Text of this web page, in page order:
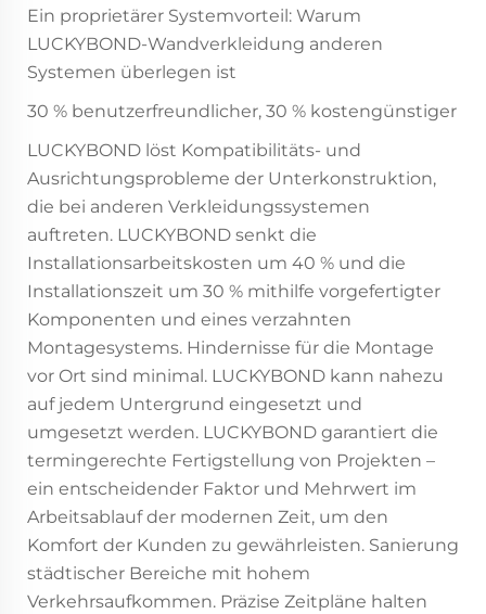
Ein proprietärer Systemvorteil: Warum
LUCKYBOND-Wandverkleidung anderen
Systemen überlegen ist
30 % benutzerfreundlicher, 30 % kostengünstiger
LUCKYBOND löst Kompatibilitäts- und
Ausrichtungsprobleme der Unterkonstruktion,
die bei anderen Verkleidungssystemen
auftreten. LUCKYBOND senkt die
Installationsarbeitskosten um 40 % und die
Installationszeit um 30 % mithilfe vorgefertigter
Komponenten und eines verzahnten
Montagesystems. Hindernisse für die Montage
vor Ort sind minimal. LUCKYBOND kann nahezu
auf jedem Untergrund eingesetzt und
umgesetzt werden. LUCKYBOND garantiert die
termingerechte Fertigstellung von Projekten –
ein entscheidender Faktor und Mehrwert im
Arbeitsablauf der modernen Zeit, um den
Komfort der Kunden zu gewährleisten. Sanierung
städtischer Bereiche mit hohem
Verkehrsaufkommen. Präzise Zeitpläne halten